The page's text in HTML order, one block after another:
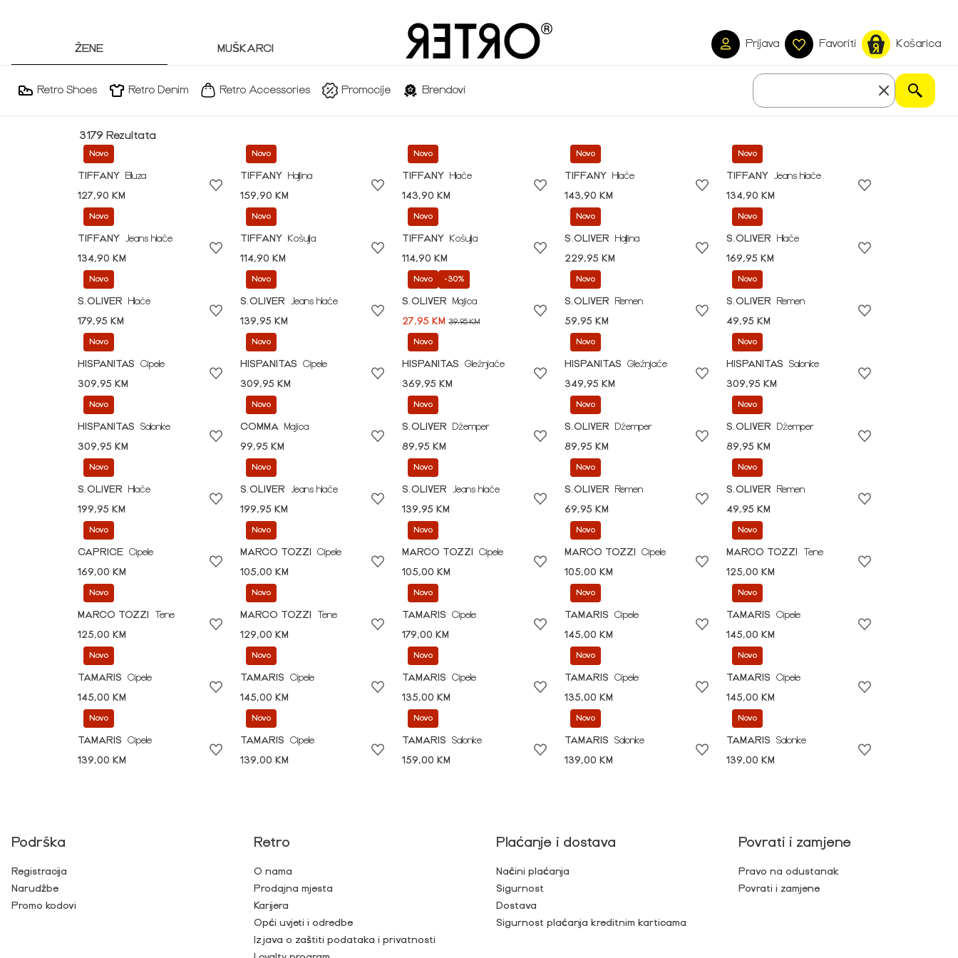
ŽENE MUŠKARCI Prijava Favoriti Košarica
Retro Shoes Retro Denim Retro Accessories Promocije Brendovi
3179 Rezultata
Novo
TIFFANY
Bluza
127,90 KM
Novo
TIFFANY
Haljina
159,90 KM
Novo
TIFFANY
Hlače
143,90 KM
Novo
TIFFANY
Hlače
143,90 KM
Novo
TIFFANY
Jeans hlače
134,90 KM
Novo
TIFFANY
Jeans hlače
134,90 KM
Novo
TIFFANY
Košulja
114,90 KM
Novo
TIFFANY
Košulja
114,90 KM
Novo
S.OLIVER
Haljina
229,95 KM
Novo
S.OLIVER
Hlače
169,95 KM
Novo
S.OLIVER
Hlače
179,95 KM
Novo
S.OLIVER
Jeans hlače
139,95 KM
Novo -30%
S.OLIVER
Majica
27,95 KM39,95 KM
Novo
S.OLIVER
Remen
59,95 KM
Novo
S.OLIVER
Remen
49,95 KM
Novo
HISPANITAS
Cipele
309,95 KM
Novo
HISPANITAS
Cipele
309,95 KM
Novo
HISPANITAS
Gležnjače
369,95 KM
Novo
HISPANITAS
Gležnjače
349,95 KM
Novo
HISPANITAS
Salonke
309,95 KM
Novo
HISPANITAS
Salonke
309,95 KM
Novo
COMMA
Majica
99,95 KM
Novo
S.OLIVER
Džemper
89,95 KM
Novo
S.OLIVER
Džemper
89,95 KM
Novo
S.OLIVER
Džemper
89,95 KM
Novo
S.OLIVER
Hlače
199,95 KM
Novo
S.OLIVER
Jeans hlače
199,95 KM
Novo
S.OLIVER
Jeans hlače
139,95 KM
Novo
S.OLIVER
Remen
69,95 KM
Novo
S.OLIVER
Remen
49,95 KM
Novo
CAPRICE Cipele
169,00 KM
Novo
MARCO TOZZI
Cipele
105,00 KM
Novo
MARCO TOZZI
Cipele
105,00 KM
Novo
MARCO TOZZI
Cipele
105,00 KM
Novo
MARCO TOZZI
Tene
125,00 KM
Novo
MARCO TOZZI
Tene
125,00 KM
Novo
MARCO TOZZI
Tene
129,00 KM
Novo
TAMARIS
Cipele
179,00 KM
Novo
TAMARIS
Cipele
145,00 KM
Novo
TAMARIS
Cipele
145,00 KM
Novo
TAMARIS
Cipele
145,00 KM
Novo
TAMARIS
Cipele
145,00 KM
Novo
TAMARIS
Cipele
135,00 KM
Novo
TAMARIS
Cipele
135,00 KM
Novo
TAMARIS
Cipele
145,00 KM
Novo
TAMARIS
Cipele
139,00 KM
Novo
TAMARIS
Cipele
139,00 KM
Novo
TAMARIS
Salonke
159,00 KM
Novo
TAMARIS
Salonke
139,00 KM
Novo
TAMARIS
Salonke
139,00 KM
Podrška
Registracija
Narudžbe
Promo kodovi
Retro
O nama
Prodajna mjesta
Karijera
Opći uvjeti i odredbe
Izjava o zaštiti podataka i privatnosti
Plaćanje i dostava
Načini plaćanja
Sigurnost
Dostava
Sigurnost plaćanja kreditnim karticama
Povrati i zamjene
Pravo na odustanak
Povrati i zamjene